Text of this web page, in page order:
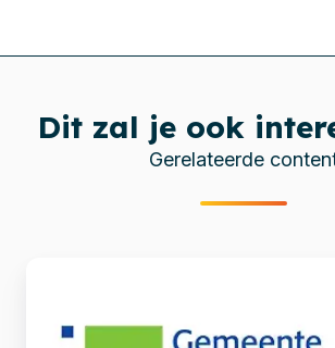
Dit zal je ook
Gerelateerde
Delfland